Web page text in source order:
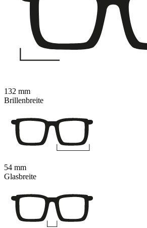
132 mm
Brillenbreite
54 mm
Glasbreite